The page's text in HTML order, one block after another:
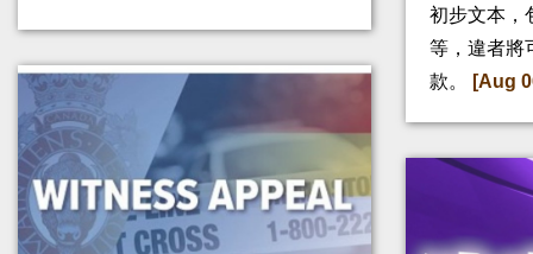
初步文本，
等，違者將
款。
[Aug